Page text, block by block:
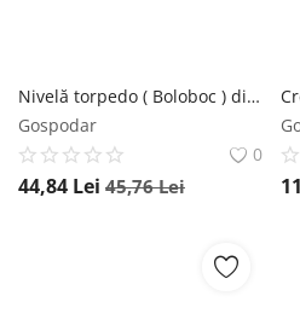
Nivelă torpedo ( Boloboc ) din plastic PT 5, 20cm - Sola-01430220
Gospodar
0
44,84 Lei 45,76Lei